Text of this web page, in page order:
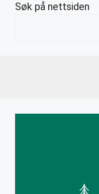
Søk på nettsiden